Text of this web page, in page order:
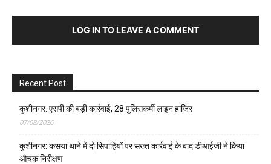
LOG IN TO LEAVE A COMMENT
Recent Post
कुशीनगर: एसपी की बड़ी कार्रवाई, 28 पुलिसकर्मी लाइन हाजिर
07/08/2026
कुशीनगर: कसया थाने में दो सिपाहियों पर सख्त कार्रवाई के बाद डीआईजी ने किया
औचक निरीक्षण